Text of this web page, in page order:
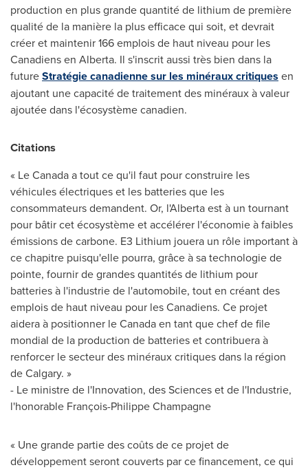
production en plus grande quantité de lithium de première
qualité de la manière la plus efficace qui soit, et devrait
créer et maintenir 166 emplois de haut niveau pour les
Canadiens en Alberta. Il s'inscrit aussi très bien dans la
futureStratégie canadienne sur les minéraux critiques en
ajoutant une capacité de traitement des minéraux à valeur
ajoutée dans l'écosystème canadien.
Citations
« Le Canada a tout ce qu'il faut pour construire les
véhicules électriques et les batteries que les
consommateurs demandent. Or, l'Albertaest à un tournant
pour bâtir cet écosystème et accélérer l'économie à faibles
émissions de carbone. E3 Lithium jouera un rôle important à
ce chapitre puisqu'elle pourra, grâce à sa technologie de
pointe, fournir de grandes quantités de lithium pour
batteries à l'industrie de l'automobile, tout en créant des
emplois de haut niveau pour les Canadiens. Ce projet
aidera à positionner leCanadaen tant que chef de file
mondial de la production de batteries et contribuera à
renforcer le secteur des minéraux critiques dans la région
de Calgary. »
- Le ministre de l'Innovation, des Sciences et de l'Industrie,
l'honorable François-Philippe Champagne
« Une grande partie des coûts de ce projet de
développement seront couverts par ce financement, ce qui